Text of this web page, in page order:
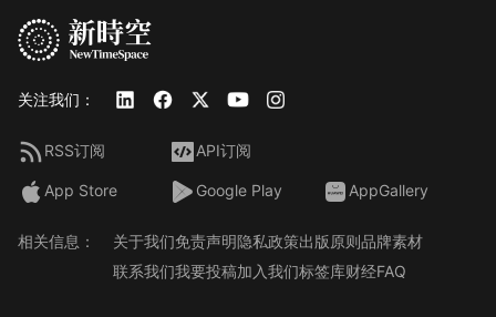
关注我们：
RSS订阅 API订阅
App Store Google Play AppGallery
相关信息： 关于我们免责声明隐私政策出版原则品牌素材
联系我们我要投稿加入我们标签库财经FAQ